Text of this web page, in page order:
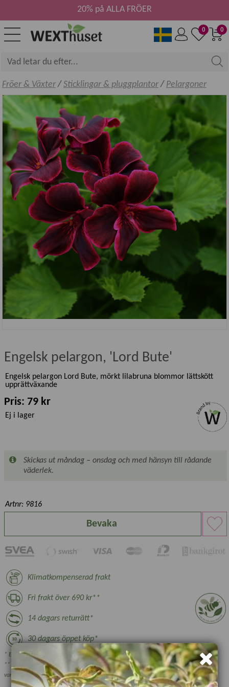
0
0
20% på ALLA FRÖER
Fröer & Växter/ Sticklingar & pluggplantor/ Pelargoner
Engelsk pelargon, 'Lord Bute'
Engelsk pelargon Lord Bute, mörkt lilabruna blommor lättskött
upprättväxande
Pris: 79 kr
Ej i lager
Skickas ut måndag – onsdag och med hänsyn till rådande
väderlek.
Artnr: 9816
Bevaka
Klimatkompenserad frakt
Fri frakt över 690 kr**
14 dagars returrätt*
30 dagars öppet köp*
* Ej växter, nyttodjur och beställningsvara, se villkor.
** Gäller ej växthus, plantskoleväxter och vissa övriga skrymmande
varor.